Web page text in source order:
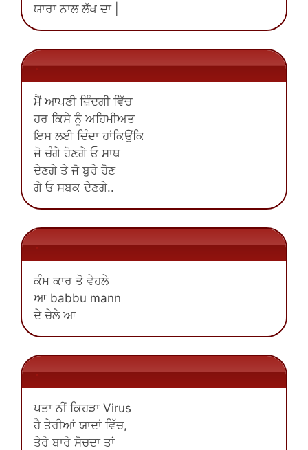
ਯਾਰਾ ਨਾਲ ਲੱਖ ਦਾ |
.
ਮੈਂ ਆਪਣੀ ਜ਼ਿੰਦਗੀ ਵਿੱਚ
ਹਰ ਕਿਸੇ ਨੂੰ ਅਹਿਮੀਅਤ
ਇਸ ਲਈ ਦਿੰਦਾ ਹਾਂਕਿਉਂਕਿ
ਜੋ ਚੰਗੇ ਹੋਣਗੇ ਓ ਸਾਥ
ਦੇਣਗੇ ਤੇ ਜੋ ਬੁਰੇ ਹੋਣ
ਗੇ ਓ ਸਬਕ ਦੇਣਗੇ..
.
ਕੰਮ ਕਾਰ ਤੋ ਵੇਹਲੇ
ਆ babbu mann
ਦੇ ਚੇਲੇ ਆ
.
ਪਤਾ ਨੀਂ ਕਿਹੜਾ Virus
ਹੈ ਤੇਰੀਆਂ ਯਾਦਾਂ ਵਿੱਚ,
ਤੇਰੇ ਬਾਰੇ ਸੋਚਦਾ ਤਾਂ